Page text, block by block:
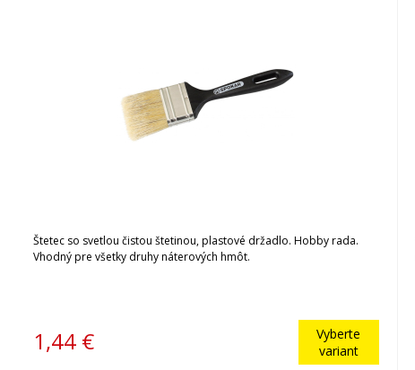
Štetec so svetlou čistou štetinou, plastové držadlo. Hobby rada.
Vhodný pre všetky druhy náterových hmôt.
1,44 €
Vyberte
variant